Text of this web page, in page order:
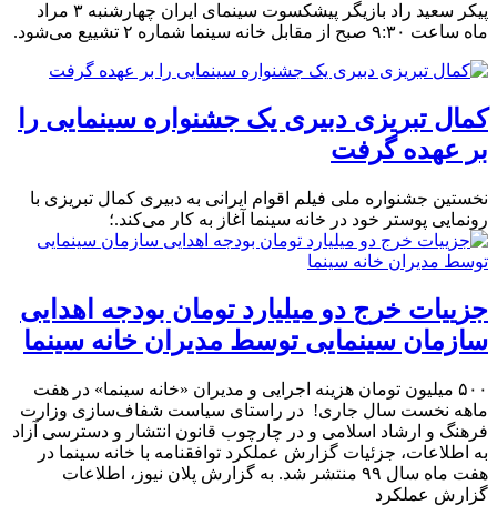
پیکر سعید راد بازیگر پیشکسوت سینمای ایران چهارشنبه ۳ مراد
ماه ساعت ۹:۳۰ صبح از مقابل خانه سینما شماره ۲ تشییع می‌شود.
کمال تبریزی دبیری یک جشنواره سینمایی را
بر عهده گرفت
نخستین جشنواره ملی فیلم اقوام ایرانی به دبیری کمال تبریزی با
رونمایی پوستر خود در خانه سینما آغاز به کار می‌کند.؛
جزییات خرج دو میلیارد تومان بودجه اهدایی
سازمان سینمایی توسط مدیران خانه سینما
۵۰۰ میلیون تومان هزینه اجرایی و مدیران «خانه سینما» در هفت
ماهه نخست سال جاری! در راستای سیاست شفاف‌سازی وزارت
فرهنگ و ارشاد اسلامی و در چارچوب قانون انتشار و دسترسی آزاد
به اطلاعات، جزئیات گزارش عملکرد توافقنامه با خانه سینما در
هفت ماه سال ۹۹ منتشر شد. به گزارش پلان نیوز، اطلاعات
گزارش عملکرد